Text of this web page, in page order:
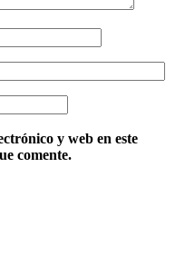
y web en este
comente.